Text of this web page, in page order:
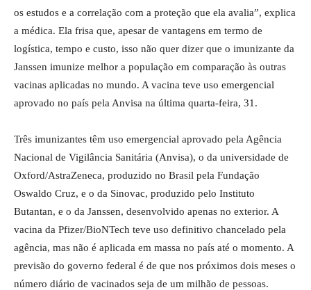
os estudos e a correlação com a proteção que ela avalia”, explica
a médica. Ela frisa que, apesar de vantagens em termo de
logística, tempo e custo, isso não quer dizer que o imunizante da
Janssen imunize melhor a população em comparação às outras
vacinas aplicadas no mundo. A vacina teve uso emergencial
aprovado no país pela Anvisa na última quarta-feira, 31.
Três imunizantes têm uso emergencial aprovado pela Agência
Nacional de Vigilância Sanitária (Anvisa), o da universidade de
Oxford/AstraZeneca, produzido no Brasil pela Fundação
Oswaldo Cruz, e o da Sinovac, produzido pelo Instituto
Butantan, e o da Janssen, desenvolvido apenas no exterior. A
vacina da Pfizer/BioNTech teve uso definitivo chancelado pela
agência, mas não é aplicada em massa no país até o momento. A
previsão do governo federal é de que nos próximos dois meses o
número diário de vacinados seja de um milhão de pessoas.